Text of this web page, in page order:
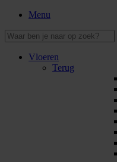
Menu
Vloeren
Terug